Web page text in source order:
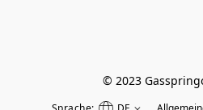
© 2023